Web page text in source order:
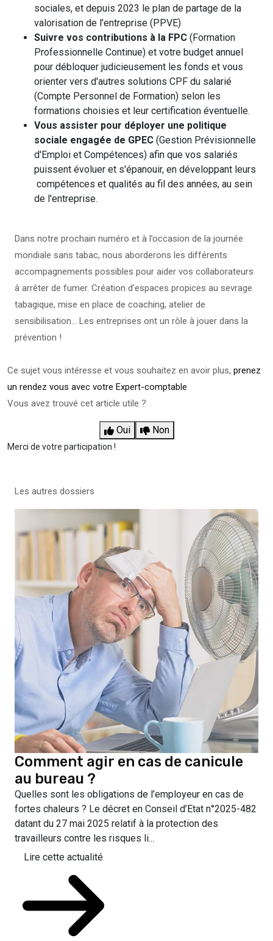
sociales, et depuis 2023 le plan de partage de la
valorisation de l’entreprise (PPVE)
Suivre vos contributions à la FPC (Formation
Professionnelle Continue) et votre budget annuel
pour débloquer judicieusement les fonds et vous
orienter vers d'autres solutions CPF du salarié
(Compte Personnel de Formation) selon les
formations choisies et leur certification éventuelle.
Vous assister pour déployer une politique
sociale engagée de GPEC (Gestion Prévisionnelle
d'Emploi et Compétences) afin que vos salariés
puissent évoluer et s'épanouir, en développant leurs
compétences et qualités au fil des années, au sein
de l'entreprise.
Dans notre prochain numéro et à l’occasion de la journée
mondiale sans tabac, nous aborderons les différents
accompagnements possibles pour aider vos collaborateurs
à arrêter de fumer. Création d’espaces propices au sevrage
tabagique, mise en place de coaching, atelier de
sensibilisation… Les entreprises ont un rôle à jouer dans la
prévention !
Ce sujet vous intéresse et vous souhaitez en avoir plus, prenez
un rendez vous avec votre Expert-comptable
Vous avez trouvé cet article utile ?
Oui Non
Merci de votre participation !
Les autres dossiers
Comment agir en cas de canicule
au bureau ?
Quelles sont les obligations de l’employeur en cas de
fortes chaleurs ? Le décret en Conseil d’Etat n°2025-482
datant du 27 mai 2025 relatif à la protection des
travailleurs contre les risques li...
Lire cette actualité